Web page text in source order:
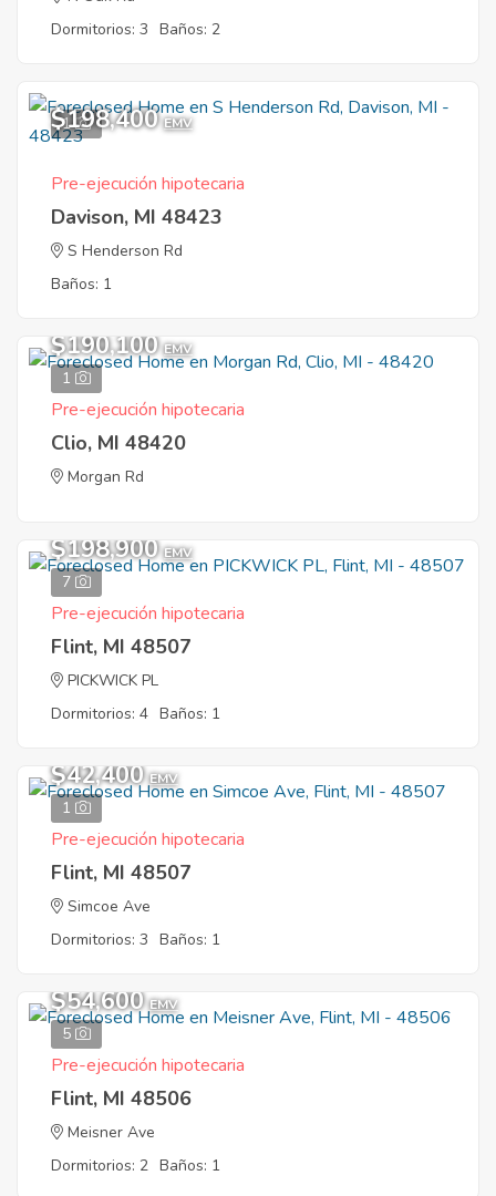
Dormitorios: 3 Baños: 2
1
$198,400 EMV
Pre-ejecución hipotecaria
Davison, MI 48423
S Henderson Rd
Baños: 1
1
$190,100 EMV
Pre-ejecución hipotecaria
Clio, MI 48420
Morgan Rd
7
$198,900 EMV
Pre-ejecución hipotecaria
Flint, MI 48507
PICKWICK PL
Dormitorios: 4 Baños: 1
1
$42,400 EMV
Pre-ejecución hipotecaria
Flint, MI 48507
Simcoe Ave
Dormitorios: 3 Baños: 1
5
$54,600 EMV
Pre-ejecución hipotecaria
Flint, MI 48506
Meisner Ave
Dormitorios: 2 Baños: 1